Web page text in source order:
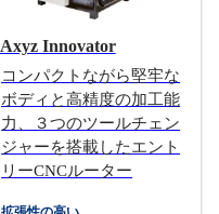
Axyz Innovator
コンパクトながら堅牢な
ボディと高精度の加工能
力、３つのツールチェン
ジャーを搭載したエント
リーCNCルーター